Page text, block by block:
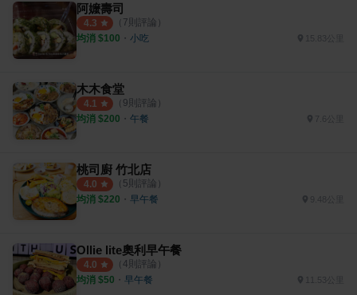
阿嬤壽司
4.3 （ 7則評論）
均消 $100 ・ 小吃 15.83公里
木木食堂
4.1 （ 9則評論）
均消 $200 ・ 午餐
桃司廚 竹北店
4.0 （ 5則評論）
均消 $220 ・ 早午餐 9.48公里
Ollie lite奧利早午餐
4.0 （ 4則評論）
均消 $50 ・ 早午餐 11.53公里